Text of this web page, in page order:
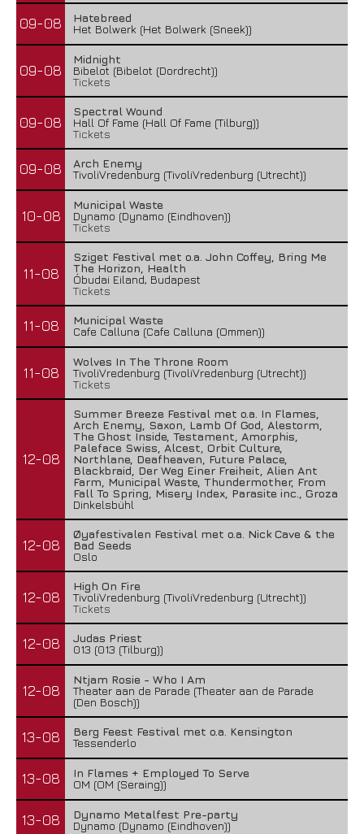
09-08
Hatebreed
Het Bolwerk (Het Bolwerk (Sneek))
09-08
Midnight
Bibelot (Bibelot (Dordrecht))
Tickets
09-08
Spectral Wound
Hall Of Fame (Hall Of Fame (Tilburg))
Tickets
09-08
Arch Enemy
TivoliVredenburg (TivoliVredenburg (Utrecht))
10-08
Municipal Waste
Dynamo (Dynamo (Eindhoven))
Tickets
11-08
Sziget Festival met o.a. John Coffey, Bring Me
The Horizon, Health
Óbudai Eiland, Budapest
Tickets
11-08
Municipal Waste
Cafe Calluna (Cafe Calluna (Ommen))
11-08
Wolves In The Throne Room
TivoliVredenburg (TivoliVredenburg (Utrecht))
Tickets
12-08
Summer Breeze Festival met o.a. In Flames,
Arch Enemy, Saxon, Lamb Of God, Alestorm,
The Ghost Inside, Testament, Amorphis,
Paleface Swiss, Alcest, Orbit Culture,
Northlane, Deafheaven, Future Palace,
Blackbraid, Der Weg Einer Freiheit, Alien Ant
Farm, Municipal Waste, Thundermother, From
Fall To Spring, Misery Index, Parasite inc., Groza
Dinkelsbühl
12-08
Øyafestivalen Festival met o.a. Nick Cave & the
Bad Seeds
Oslo
12-08
High On Fire
TivoliVredenburg (TivoliVredenburg (Utrecht))
Tickets
12-08
Judas Priest
013 (013 (Tilburg))
12-08
Ntjam Rosie - Who I Am
Theater aan de Parade (Theater aan de Parade
(Den Bosch))
13-08
Berg Feest Festival met o.a. Kensington
Tessenderlo
13-08
In Flames + Employed To Serve
OM (OM (Seraing))
13-08
Dynamo Metalfest Pre-party
Dynamo (Dynamo (Eindhoven))